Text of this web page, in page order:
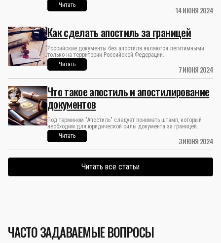
14 ИЮНЯ 2024
Читать
7 ИЮНЯ 2024
Как сделать апостиль за границей
Российские документы без апостиля являются легитимными
только на территории Российской Федерации.
Читать
3 ИЮНЯ 2024
Что такое апостиль и апостилирование
документов
Под термином "Апостиль" следует понимать штамп, который
необходим для юридической силы документа за границей.
Читать
Читать все статьи
ЧАСТО ЗАДАВАЕМЫЕ ВОПРОСЫ